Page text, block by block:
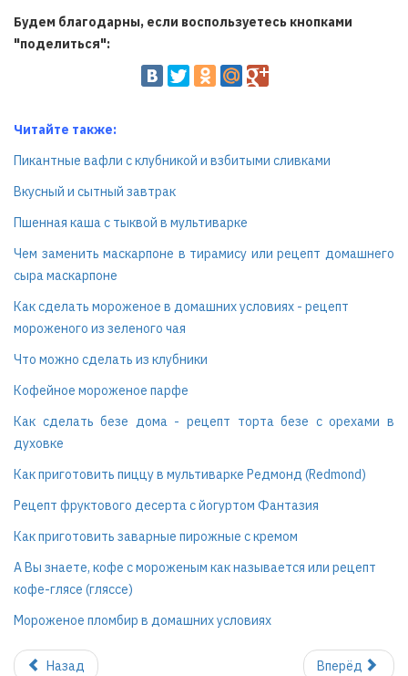
Будем благодарны, если воспользуетесь кнопками
"поделиться":
Читайте также:
Пикантные вафли с клубникой и взбитыми сливками
Вкусный и сытный завтрак
Пшенная каша с тыквой в мультиварке
Чем заменить маскарпоне в тирамису или рецепт домашнего
сыра маскарпоне
Как сделать мороженое в домашних условиях - рецепт
мороженого из зеленого чая
Что можно сделать из клубники
Кофейное мороженое парфе
Как сделать безе дома - рецепт торта безе с орехами в
духовке
Как приготовить пиццу в мультиварке Редмонд (Redmond)
Рецепт фруктового десерта с йогуртом Фантазия
Как приготовить заварные пирожные с кремом
А Вы знаете, кофе с мороженым как называется или рецепт
кофе-глясе (гляссе)
Мороженое пломбир в домашних условиях
Назад Вперёд